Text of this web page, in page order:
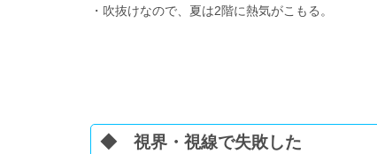
・吹抜けなので、夏は2階に熱気がこもる。
◆ 視界・視線で失敗した